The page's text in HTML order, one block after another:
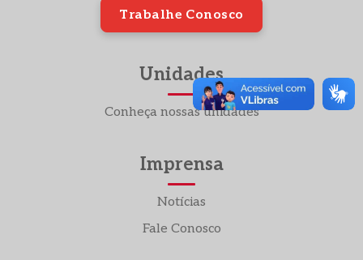
Trabalhe Conosco
Unidades
Conheça nossas unidades
Imprensa
Notícias
Fale Conosco